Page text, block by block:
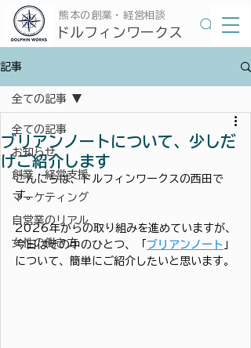
​ドルフィンワークス
​熊本の創業・経営相談
記事
全ての記事
お知らせ
創業・経営支援
マーケティング
自営業のリアル
女性の働き方
全ての記事
ブリアンノートについて、少しだ
けご紹介します
こんにちは、ドルフィンワークスの西田で
す。
2026年からの取り組みを進めていますが、
今日はその中のひとつ、「 ブリアンノート 」
について、簡単にご紹介したいと思います。